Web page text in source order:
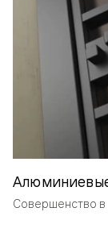
Совершенство в